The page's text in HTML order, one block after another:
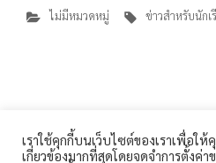
ไม่มีหมวดหมู่ ข่าวสำหรับนัก
การดำเนินการตามมาตรการส่งเ
ภายในหน่ว
เราใช้คุกกี้บนเว็บไซต์ของเราเพื่อใ
เกี่ยวข้องมากที่สุดโดยจดจำการตั้งค่